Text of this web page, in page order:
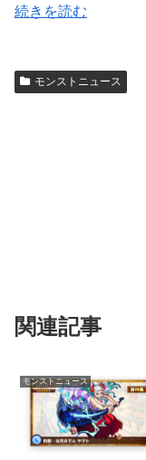
続きを読む
モンストニュース
関連記事
モンストニュース